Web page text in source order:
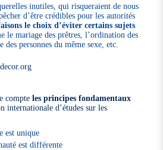
inutiles, qui risqueraient de nous
d’être crédibles pour les autorités
le choix d’éviter certains sujets
le mariage des prêtres, l’ordination des
des personnes du même sexe, etc.
compteles principes fondamentaux
internationale d’études sur les
est unique
est différente